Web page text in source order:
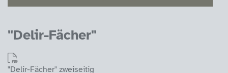
"Delir-Fächer"
"Delir-Fächer" zweiseitig